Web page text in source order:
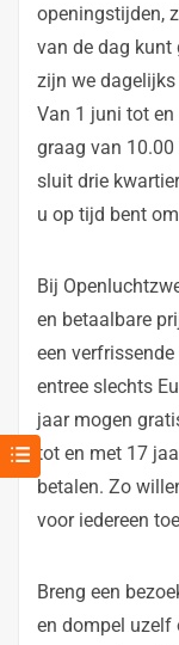
openingstijden,
van de dag kunt
zijn we
Van 1 juni tot
graag van
sluit drie
u op tijd bent
Bij
en betaalbare
een
entree slechts
jaar mogen
tot en met 17
betalen. Zo
voor iedereen
Breng een
en dompel uzelf